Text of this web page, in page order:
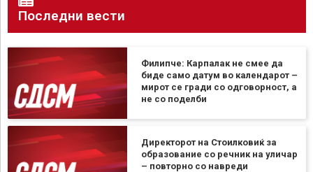
Последни вести
Филипче: Карпалак не смее да
биде само датум во календарот –
мирот се гради со одговорност, а
не со поделби
Директорот на Стоилковиќ за
образование со речник на уличар
– повторно со навреди